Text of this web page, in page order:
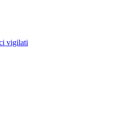
vigilati